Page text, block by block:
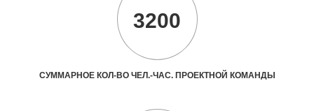
3200
СУММАРНОЕ КОЛ-ВО ЧЕЛ.-ЧАС. ПРОЕКТНОЙ КОМАНДЫ